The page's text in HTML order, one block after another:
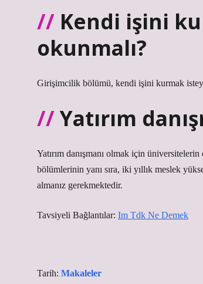
Kendi işini
okunmalı?
Girişimcilik bölümü, kendi işini kurmak
Yatırım
Yatırım danışmanı olmak için
bölümlerinin yanı sıra, iki yıllık meslek
almanız gerekmektedir.
Tavsiyeli Bağlantılar: Im Tdk Ne Demek
Tarih: Makaleler